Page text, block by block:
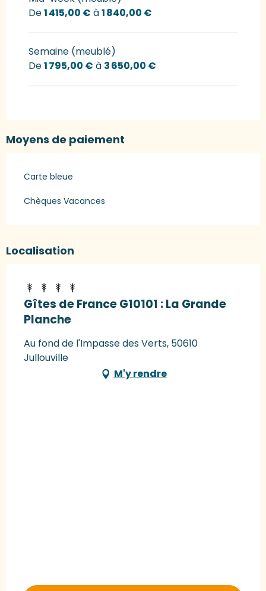
De1 415,00 € à1 840,00 €
Semaine (meublé)
De1 795,00 € à 3 650,00 €
Moyens de paiement
Carte bleue
Chèques Vacances
Localisation
Gîtes de France G10101 : La Grande
Planche
Au fond de l'Impasse des Verts, 50610
Jullouville
M'y rendre